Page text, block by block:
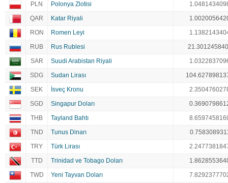
PLN
Polonya Zlotisi
QAR
Katar Riyali
RON
Romen Leyi
RUB
Rus Rublesi
SAR
Suudi Arabistan Riyali
SDG
Sudan Lirası
SEK
İsveç Kronu
SGD
Singapur Doları
THB
Tayland Bahtı
TND
Tunus Dinarı
TRY
Türk Lirası
TTD
Trinidad ve Tobago Doları
TWD
Yeni Tayvan Doları